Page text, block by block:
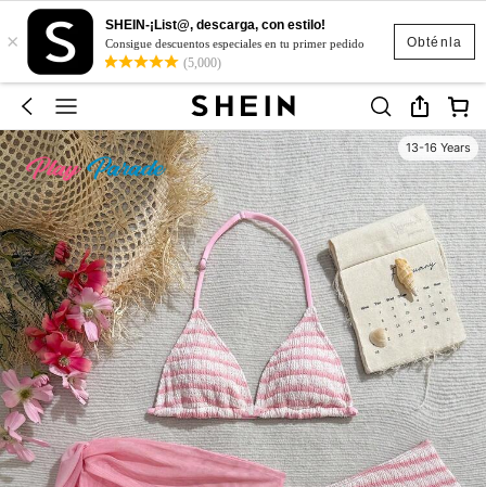
Obténla
×
SHEIN-¡List@, descarga, con estilo!
Consigue descuentos especiales en tu primer pedido
(5,000)
13-16 Years